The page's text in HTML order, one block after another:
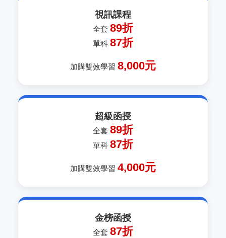
視訊課程
全套 89折
單科 87折
加購雙效學習 8,000元
超級函授
全套 89折
單科 87折
加購雙效學習 4,000元
金榜函授
全套 87折